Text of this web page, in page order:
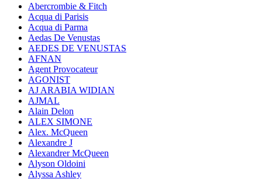
Abercrombie & Fitch
Acqua di Parisis
Acqua di Parma
Aedas De Venustas
AEDES DE VENUSTAS
AFNAN
Agent Provocateur
AGONIST
AJ ARABIA WIDIAN
AJMAL
Alain Delon
ALEX SIMONE
Alex. McQueen
Alexandre J
Alexandrer McQueen
Alyson Oldoini
Alyssa Ashley